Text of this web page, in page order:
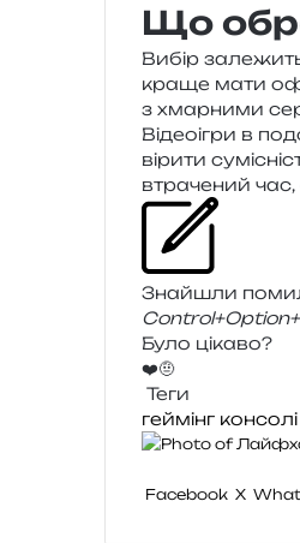
Що
Вибір
краще мати
з хмар­ни­ми
Відеоігри в
ві­ри­ти
втра­че­ний
Знайшли
Було цікаво?
❤️🤨
Теги
геймінг консолі
Facebook X